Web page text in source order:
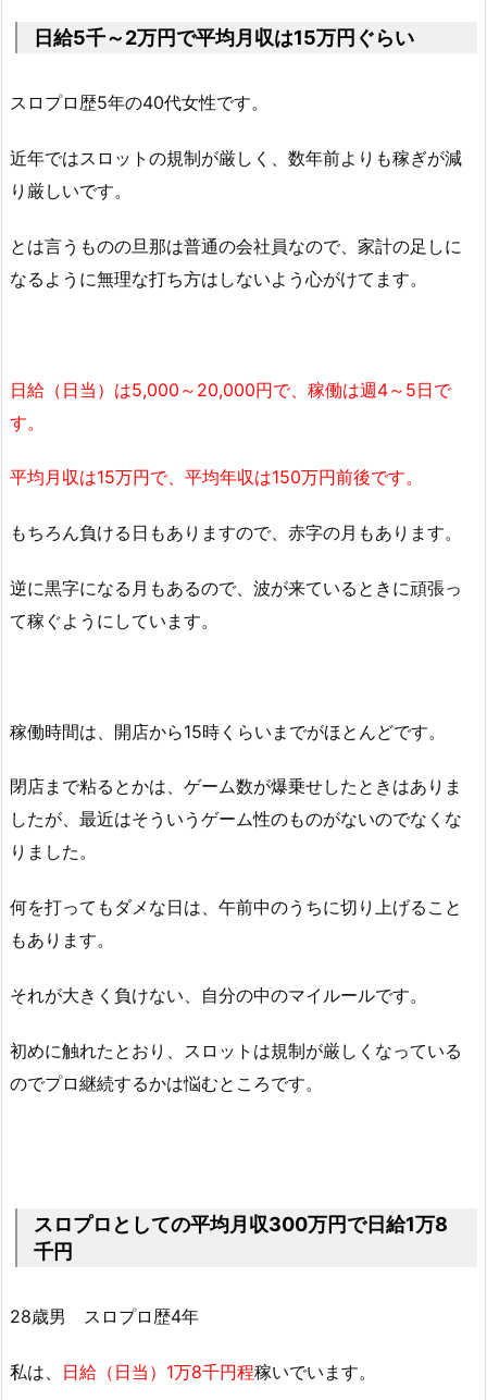
日給5千～2万円で平均月収は15万円ぐらい
スロプロ歴5年の40代女性です。
近年ではスロットの規制が厳しく、数年前よりも稼ぎが減
り厳しいです。
とは言うものの旦那は普通の会社員なので、家計の足しに
なるように無理な打ち方はしないよう心がけてます。
日給（日当）は5,000～20,000円で、稼働は週4～5日で
す。
平均月収は15万円で、平均年収は150万円前後です。
もちろん負ける日もありますので、赤字の月もあります。
逆に黒字になる月もあるので、波が来ているときに頑張っ
て稼ぐようにしています。
稼働時間は、開店から15時くらいまでがほとんどです。
閉店まで粘るとかは、ゲーム数が爆乗せしたときはありま
したが、最近はそういうゲーム性のものがないのでなくな
りました。
何を打ってもダメな日は、午前中のうちに切り上げること
もあります。
それが大きく負けない、自分の中のマイルールです。
初めに触れたとおり、スロットは規制が厳しくなっている
のでプロ継続するかは悩むところです。
スロプロとしての平均月収300万円で日給1万8
千円
28歳男 スロプロ歴4年
私は、 日給（日当）1万8千円程稼いでいます。